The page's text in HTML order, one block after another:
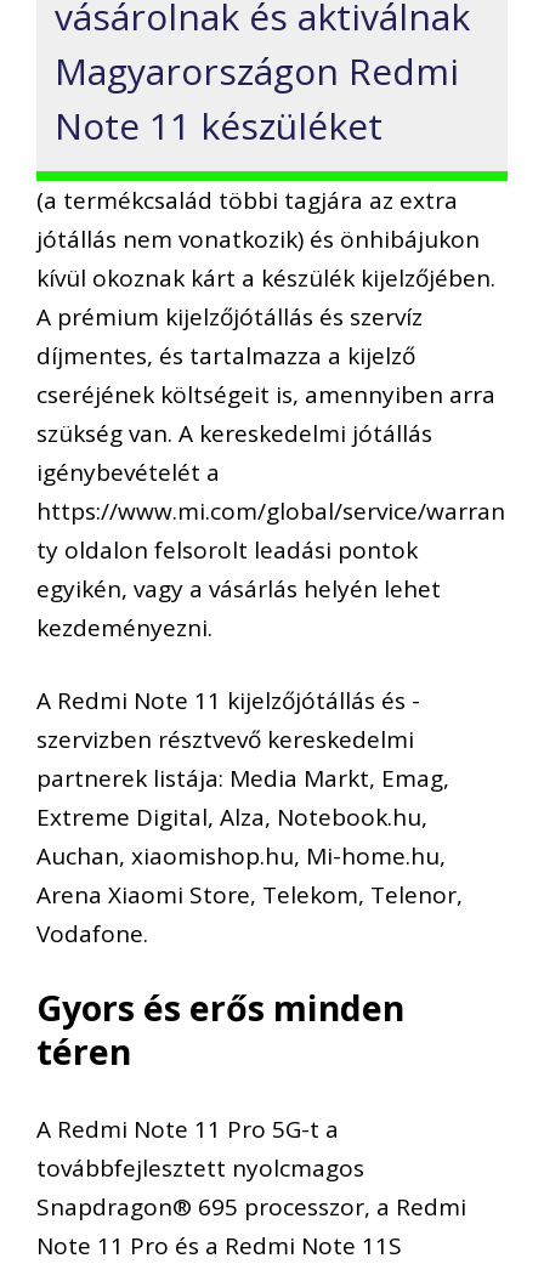
vásárolnak és aktiválnak
Magyarországon Redmi
Note 11 készüléket
(a termékcsalád többi tagjára az extra
jótállás nem vonatkozik) és önhibájukon
kívül okoznak kárt a készülék kijelzőjében.
A prémium kijelzőjótállás és szervíz
díjmentes, és tartalmazza a kijelző
cseréjének költségeit is, amennyiben arra
szükség van. A kereskedelmi jótállás
igénybevételét a
https://www.mi.com/global/service/warran
ty oldalon felsorolt leadási pontok
egyikén, vagy a vásárlás helyén lehet
kezdeményezni.
A Redmi Note 11 kijelzőjótállás és -
szervizben résztvevő kereskedelmi
partnerek listája: Media Markt, Emag,
Extreme Digital, Alza, Notebook.hu,
Auchan, xiaomishop.hu, Mi-home.hu,
Arena Xiaomi Store, Telekom, Telenor,
Vodafone.
Gyors és erős minden
téren
A Redmi Note 11 Pro 5G-t a
továbbfejlesztett nyolcmagos
Snapdragon® 695 processzor, a Redmi
Note 11 Pro és a Redmi Note 11S